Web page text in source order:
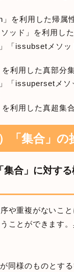
」を利用した帰属
ッド」を利用し
「issubsetメソ
を利用した真部分
「issupersetメソ
を利用した真超集
「集合」の
集合」に対す
や重複がないこ
ことができます
同様のものとす